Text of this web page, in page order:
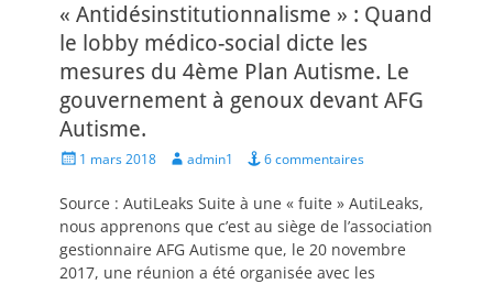
« Antidésinstitutionnalisme » : Quand
le lobby médico-social dicte les
mesures du 4ème Plan Autisme. Le
gouvernement à genoux devant AFG
Autisme.
Posted1 mars 2018 Author
admin1 6 commentaires
Source : AutiLeaks Suite à une « fuite » AutiLeaks,
nous apprenons que c’est au siège de l’association
gestionnaire AFG Autisme que, le 20 novembre
2017, une réunion a été organisée avec les